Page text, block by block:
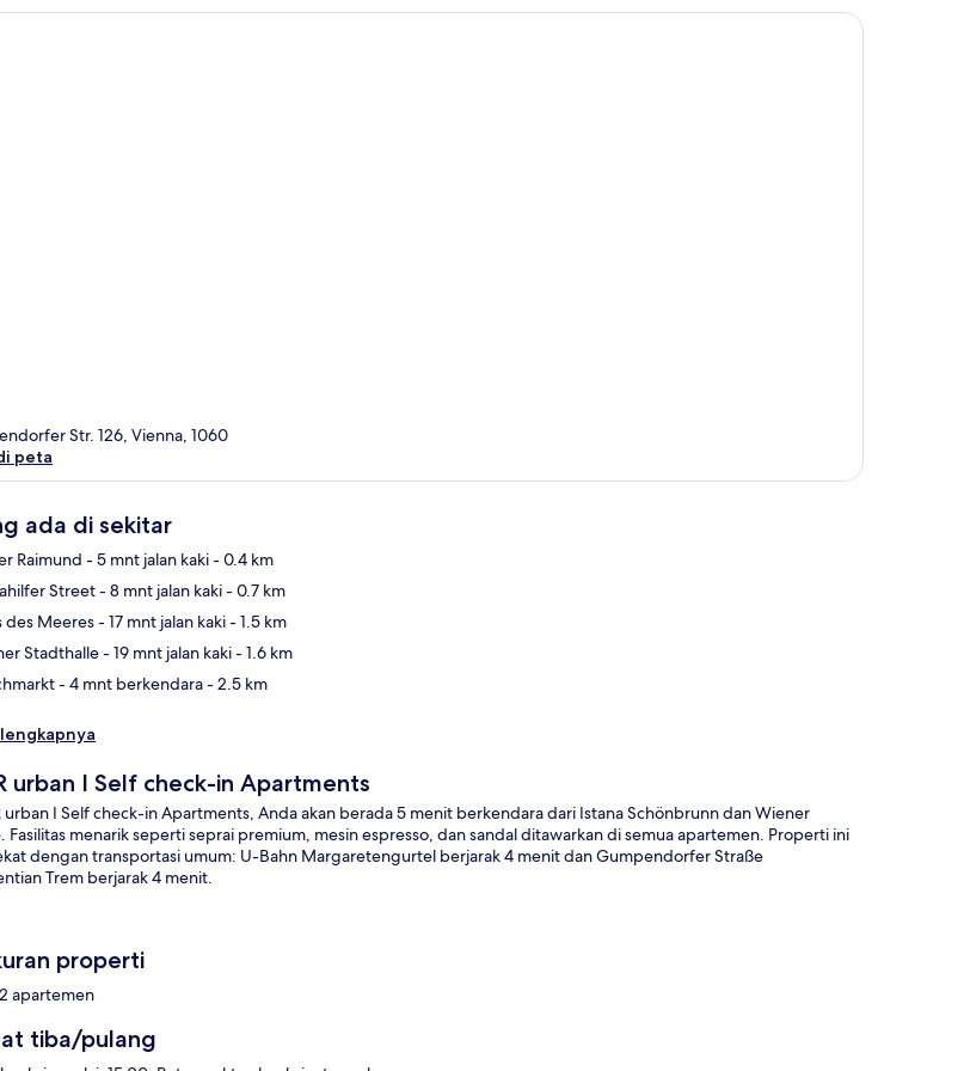
Str. 126, Vienna, 1060
peta
ada di sekitar
Raimund - 5 mnt jalan kaki- 0.4 km
Street- 8 mnt jalan kaki- 0.7 km
des Meeres- 17 mnt jalan kaki- 1.5 km
Stadthalle- 19 mnt jalan kaki- 1.6 km
- 4 mnt berkendara- 2.5 km
urban I Self check-in Apartments
urban I Self check-in Apartments, Anda akan berada 5 menit berkendara dari Istana Schönbrunn dan Wiener
Fasilitas menarik seperti seprai premium, mesin espresso, dan sandal ditawarkan di semua apartemen. Properti ini
dengan transportasi umum: U-Bahn Margaretengurtel berjarak 4 menit dan Gumpendorfer Straße
Trem berjarak 4 menit.
properti
apartemen
tiba/pulang